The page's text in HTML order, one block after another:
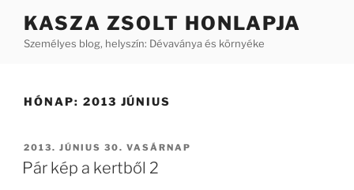
KASZA ZSOLT HONLAPJA
Személyes blog, helyszín: Dévaványa és környéke
HÓNAP: 2013 JÚNIUS
BEKÜLDVE:
2013. JÚNIUS 30. VASÁRNAP
Pár kép a kertből 2